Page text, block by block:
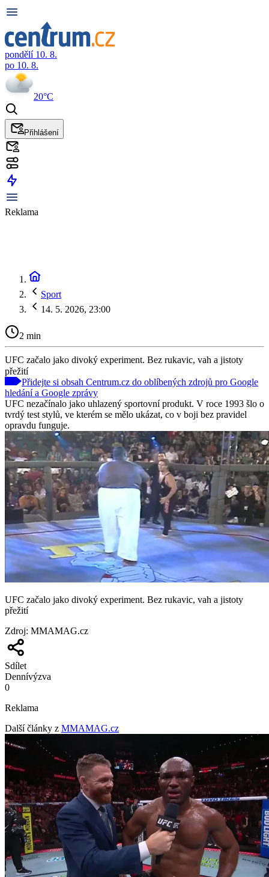
pondělí 10. 8.
po 10. 8.
20°C
Přihlášení
Reklama
Sport
14. 5. 2026, 23:00
2 min
UFC začalo jako divoký experiment. Bez rukavic, vah a jistoty
přežití
Přidejte si obsah Centrum.cz do oblíbených zdrojů pro Google
hledání a Google zprávy
UFC nezačínalo jako uhlazený sportovní produkt. V roce 1993 šlo o
tvrdý test stylů, ve kterém se mělo ukázat, co v boji bez pravidel
opravdu funguje.
UFC začalo jako divoký experiment. Bez rukavic, vah a jistoty
přežití
Zdroj: MMAMAG.cz
Sdílet
Dennívýzva
0
Reklama
Další články z MMAMAG.cz